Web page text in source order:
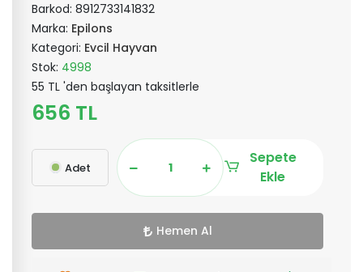
Barkod: 8912733141832
Marka: Epilons
Kategori: Evcil Hayvan
Stok: 4998
55 TL 'den başlayan taksitlerle
656 TL
Adet
Sepete
Ekle
Hemen Al